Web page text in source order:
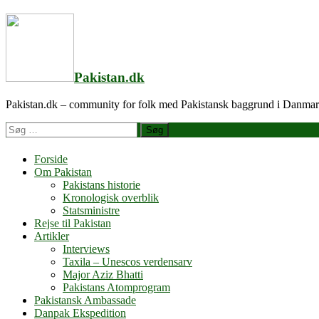
Videre
Pakistan.dk
Pakistan.dk – community for folk med Pakistansk baggrund i
Søg
efter
Forside
Om Pakistan
Pakistans historie
Kronologisk overblik
Statsministre
Rejse til Pakistan
Artikler
Interviews
Taxila – Unescos verdensarv
Major Aziz Bhatti
Pakistans Atomprogram
Pakistansk Ambassade
Danpak Ekspedition